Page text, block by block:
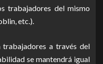
trabajadores del mismo
etc.).
a través del
se mantendrá igual